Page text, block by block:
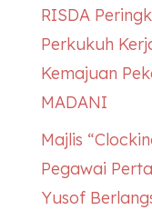
RISDA
Perkukuh
Kemajuan
MADANI
Majlis
Pegawai
Yusof